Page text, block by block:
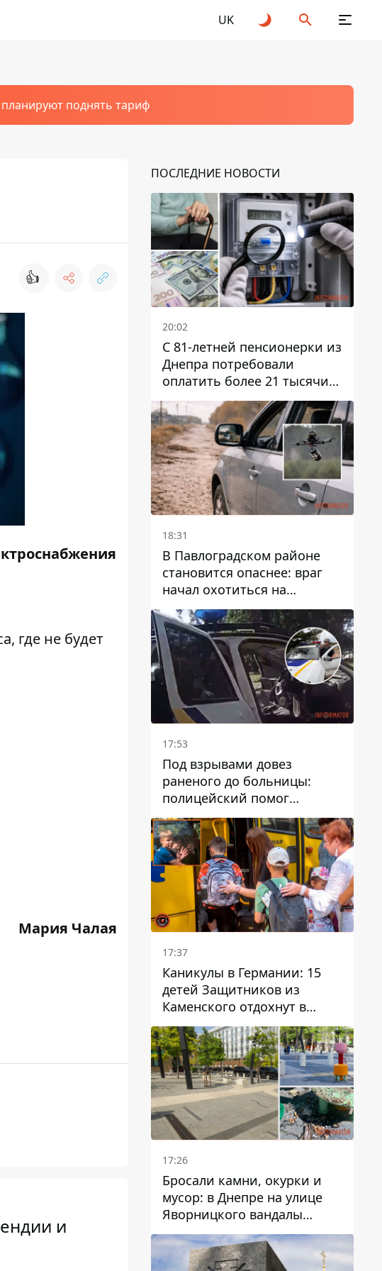
UK
поднять тариф
👍
где не будет
Мария Чалая
и
ПОСЛЕДНИЕ НОВОСТИ
20:02
С 81-летней пенсионерки из
Днепра потребовали
оплатить более 21 тысячи
гривен за "вмешательство в
работу счетчика"
18:31
В Павлоградском районе
становится опаснее: враг
начал охотиться на
гражданский и военный
транспорт
17:53
Под взрывами довез
раненого до больницы:
полицейский помог
пострадавшему после атаки
на Каменский район
17:37
Каникулы в Германии: 15
детей Защитников из
Каменского отдохнут в
Вуппертале
17:26
Бросали камни, окурки и
мусор: в Днепре на улице
Яворницкого вандалы
повредили питьевые
фонтаны